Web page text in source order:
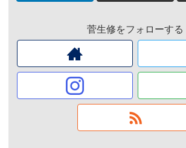
菅生修をフォローする